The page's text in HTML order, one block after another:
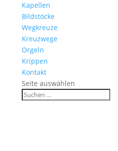
Kapellen
Bild­stöcke
Wegkreuze
Kreuz­wege
Orgeln
Krippen
Kontakt
Seite auswählen